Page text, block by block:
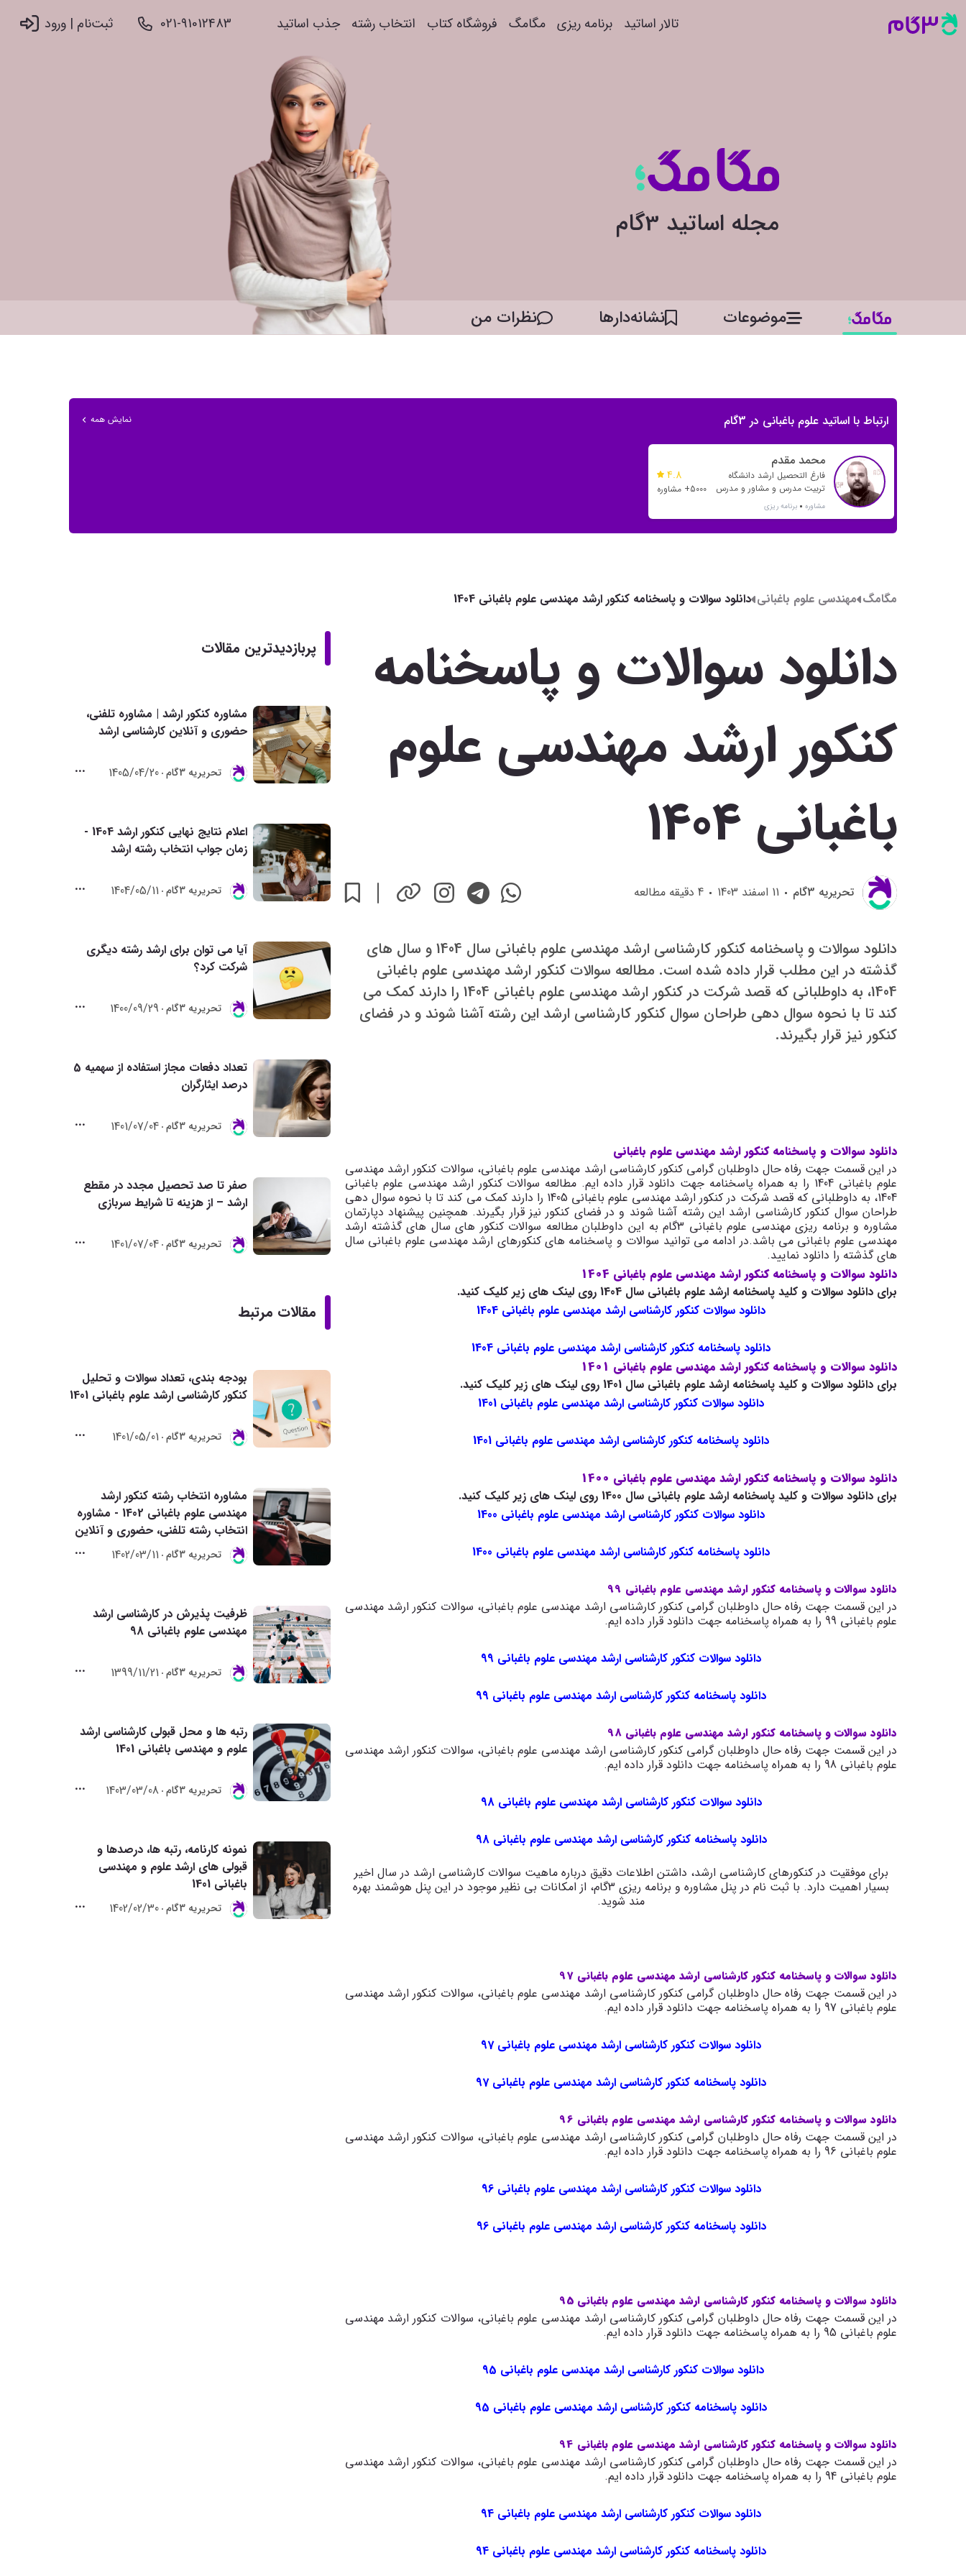
تالار اساتید برنامه ریزی مگامگ فروشگاه کتاب انتخاب رشته جذب اساتید 021-91012483 ثبت‌نام |‌ ورود
مجله اساتید 3گام
موضوعات نشانه‌دار‌ها نظرات من
ارتباط با اساتید علوم باغبانی در 3گام نمایش همه
محمد مقدم
فارغ التحصیل ارشد دانشگاه
تربیت مدرس و مشاور و مدرس
بیش از 20 رتبه تک رقمی و بیش
مشاوره برنامه ریزی
4.8
5000+ مشاوره
مگامگ مهندسی علوم باغبانی دانلود سوالات و پاسخنامه کنکور ارشد مهندسی علوم باغبانی 1404
دانلود سوالات و پاسخنامه
کنکور ارشد مهندسی علوم
باغبانی 1404
تحريريه 3گام 11 اسفند 1403 4 دقیقه مطالعه
دانلود سوالات و پاسخنامه کنکور کارشناسی ارشد مهندسی علوم باغبانی سال 1404 و سال های
گذشته در این مطلب قرار داده شده است. مطالعه سوالات کنکور ارشد مهندسی علوم باغبانی
1404، به داوطلبانی که قصد شرکت در کنکور ارشد مهندسی علوم باغبانی 1404 را دارند کمک می
کند تا با نحوه سوال دهی طراحان سوال کنکور کارشناسی ارشد این رشته آشنا شوند و در فضای
کنکور نیز قرار بگیرند.
دانلود سوالات و پاسخنامه کنکور ارشد مهندسی علوم باغبانی
در این قسمت جهت رفاه حال داوطلبان گرامی کنکور کارشناسی ارشد مهندسی علوم باغبانی، سوالات کنکور ارشد مهندسی
علوم باغبانی 1404 را به همراه پاسخنامه جهت دانلود قرار داده ایم.
مطالعه سوالات کنکور ارشد مهندسی علوم باغبانی
1404، به داوطلبانی که قصد شرکت در کنکور ارشد مهندسی علوم باغبانی 1405 را دارند کمک می کند تا با نحوه سوال دهی
طراحان سوال کنکور کارشناسی ارشد این رشته آشنا شوند و در فضای کنکور نیز قرار بگیرند. همچنین پیشنهاد دپارتمان
مشاوره و برنامه ریزی مهندسی علوم باغبانی 3گام به این داوطلبان مطالعه سوالات کنکور های سال های گذشته ارشد
مهندسی علوم باغبانی می باشد.در ادامه می توانید سوالات و پاسخنامه های کنکورهای ارشد مهندسی علوم باغبانی سال
های گذشته را دانلود نمایید.
دانلود سوالات و پاسخنامه کنکور ارشد مهندسی علوم باغبانی 1404
برای دانلود سوالات و کلید پاسخنامه ارشد علوم باغبانی سال 1404 روی لینک های زیر کلیک کنید.
دانلود سوالات کنکور کارشناسی ارشد مهندسی علوم باغبانی 1404
دانلود پاسخنامه کنکور کارشناسی ارشد مهندسی علوم باغبانی 1404
دانلود سوالات و پاسخنامه کنکور ارشد مهندسی علوم باغبانی 1401
برای دانلود سوالات و کلید پاسخنامه ارشد علوم باغبانی سال 1401 روی لینک های زیر کلیک کنید.
دانلود سوالات کنکور کارشناسی ارشد مهندسی علوم باغبانی 1401
دانلود پاسخنامه کنکور کارشناسی ارشد مهندسی علوم باغبانی 1401
دانلود سوالات و پاسخنامه کنکور ارشد مهندسی علوم باغبانی 1400
برای دانلود سوالات و کلید پاسخنامه ارشد علوم باغبانی سال 1400 روی لینک های زیر کلیک کنید.
دانلود سوالات کنکور کارشناسی ارشد مهندسی علوم باغبانی 1400
دانلود پاسخنامه کنکور کارشناسی ارشد مهندسی علوم باغبانی 1400
دانلود سوالات و پاسخنامه کنکور ارشد مهندسی علوم باغبانی 99
در این قسمت جهت رفاه حال داوطلبان گرامی کنکور کارشناسی ارشد مهندسی علوم باغبانی، سوالات کنکور ارشد مهندسی
علوم باغبانی 99 را به همراه پاسخنامه جهت دانلود قرار داده ایم.
دانلود سوالات کنکور کارشناسی ارشد مهندسی علوم باغبانی 99
دانلود پاسخنامه کنکور کارشناسی ارشد مهندسی علوم باغبانی 99
دانلود سوالات و پاسخنامه کنکور ارشد مهندسی علوم باغبانی 98
در این قسمت جهت رفاه حال داوطلبان گرامی کنکور کارشناسی ارشد مهندسی علوم باغبانی، سوالات کنکور ارشد مهندسی
علوم باغبانی 98 را به همراه پاسخنامه جهت دانلود قرار داده ایم.
دانلود سوالات کنکور کارشناسی ارشد مهندسی علوم باغبانی 98
دانلود پاسخنامه کنکور کارشناسی ارشد مهندسی علوم باغبانی 98
برای موفقیت در کنکورهای کارشناسی ارشد، داشتن اطلاعات دقیق درباره ماهیت سوالات کارشناسی ارشد در سال اخیر
بسیار اهمیت دارد. با ثبت نام در پنل مشاوره و برنامه ریزی 3گام، از امکانات بی نظیر موجود در این پنل هوشمند بهره
مند شوید.
دانلود سوالات و پاسخنامه کنکور کارشناسی ارشد مهندسی علوم باغبانی 97
در این قسمت جهت رفاه حال داوطلبان گرامی کنکور کارشناسی ارشد مهندسی علوم باغبانی، سوالات کنکور ارشد مهندسی
علوم باغبانی 97 را به همراه پاسخنامه جهت دانلود قرار داده ایم.
دانلود سوالات کنکور کارشناسی ارشد مهندسی علوم باغبانی 97
دانلود پاسخنامه کنکور کارشناسی ارشد مهندسی علوم باغبانی 97
دانلود سوالات و پاسخنامه کنکور کارشناسی ارشد مهندسی علوم باغبانی 96
در این قسمت جهت رفاه حال داوطلبان گرامی کنکور کارشناسی ارشد مهندسی علوم باغبانی، سوالات کنکور ارشد مهندسی
علوم باغبانی 96 را به همراه پاسخنامه جهت دانلود قرار داده ایم.
دانلود سوالات کنکور کارشناسی ارشد مهندسی علوم باغبانی 96
دانلود پاسخنامه کنکور کارشناسی ارشد مهندسی علوم باغبانی 96
دانلود سوالات و پاسخنامه کنکور کارشناسی ارشد مهندسی علوم باغبانی 95
در این قسمت جهت رفاه حال داوطلبان گرامی کنکور کارشناسی ارشد مهندسی علوم باغبانی، سوالات کنکور ارشد مهندسی
علوم باغبانی 95 را به همراه پاسخنامه جهت دانلود قرار داده ایم.
دانلود سوالات کنکور کارشناسی ارشد مهندسی علوم باغبانی 95
دانلود پاسخنامه کنکور کارشناسی ارشد مهندسی علوم باغبانی 95
دانلود سوالات و پاسخنامه کنکور کارشناسی ارشد مهندسی علوم باغبانی 94
در این قسمت جهت رفاه حال داوطلبان گرامی کنکور کارشناسی ارشد مهندسی علوم باغبانی، سوالات کنکور ارشد مهندسی
علوم باغبانی 94 را به همراه پاسخنامه جهت دانلود قرار داده ایم.
دانلود سوالات کنکور کارشناسی ارشد مهندسی علوم باغبانی 94
دانلود پاسخنامه کنکور کارشناسی ارشد مهندسی علوم باغبانی 94
پربازدیدترین مقالات
مشاوره کنکور ارشد | مشاوره تلفنی،
حضوری و آنلاین کارشناسی ارشد
تحريريه 3گام 1405/04/20
اعلام نتایج نهایی کنکور ارشد 1404 -
زمان جواب انتخاب رشته ارشد
تحريريه 3گام 1404/05/11
آیا می توان برای ارشد رشته دیگری
شرکت کرد؟
تحريريه 3گام 1400/09/29
تعداد دفعات مجاز استفاده از سهمیه 5
درصد ایثارگران
تحريريه 3گام 1401/07/04
صفر تا صد تحصیل مجدد در مقطع
ارشد – از هزینه تا شرایط سربازی
تحريريه 3گام 1401/07/04
مقالات مرتبط
بودجه بندی، تعداد سوالات و تحلیل
کنکور کارشناسی ارشد علوم باغبانی 1401
تحريريه 3گام 1401/05/01
مشاوره انتخاب رشته کنکور ارشد
مهندسی علوم باغبانی 1402 - مشاوره
انتخاب رشته تلفنی، حضوری و آنلاین
تحريريه 3گام 1402/03/11
ظرفیت پذیرش در کارشناسی ارشد
مهندسی علوم باغبانی 98
تحريريه 3گام 1399/11/21
رتبه ها و محل قبولی کارشناسی ارشد
علوم و مهندسی باغبانی 1401
تحريريه 3گام 1403/03/08
نمونه کارنامه، رتبه ها، درصدها و
قبولی های ارشد علوم و مهندسی
باغبانی 1401
تحريريه 3گام 1402/02/30